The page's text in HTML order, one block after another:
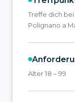
Treffe dich bei
Polignano a
Alter 18 – 99